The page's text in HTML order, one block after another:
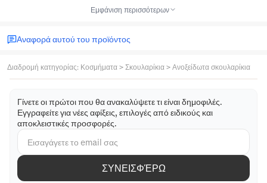
Εμφάνιση περισσότερων
Αναφορά αυτού του προϊόντος
Διαδρομή κατηγορίας: Κοσμήματα > Σκουλαρίκια > Ανοξείδωτα σκουλαρίκια
Γίνετε οι πρώτοι που θα ανακαλύψετε τι είναι δημοφιλές.
Εγγραφείτε για νέες αφίξεις, επιλογές από ειδικούς και
αποκλειστικές προσφορές.
ΣΥΝΕΙΣΦΈΡΩ